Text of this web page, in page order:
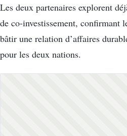
Les deux partenaires explorent
de co-investissement, confirmant
bâtir une relation d’affaires
pour les deux nations.